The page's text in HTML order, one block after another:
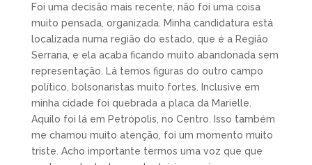
Foi uma decisão mais recente, não foi uma coisa
muito pensada, organizada. Minha candidatura está
localizada numa região do estado, que é a Região
Serrana, e ela acaba ficando muito abandonada sem
representação. Lá temos figuras do outro campo
político, bolsonaristas muito fortes. Inclusive em
minha cidade foi quebrada a placa da Marielle.
Aquilo foi lá em Petrópolis, no Centro. Isso também
me chamou muito atenção, foi um momento muito
triste. Acho importante termos uma voz que que